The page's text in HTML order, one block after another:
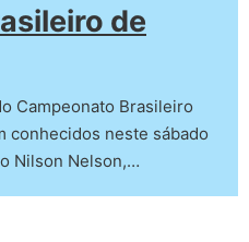
de
Campeonato Brasileiro
conhecidos neste sábado
Nilson Nelson,…